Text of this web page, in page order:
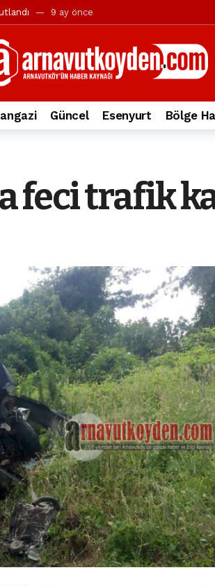
9 ay önce
Candaroğlu’na yönelik suçlamalar 10 ay
1 yıl önce
alev yandı. 2 yıl önce
gösterisi düzenledi 2 yıl önce
yolcu öldü 3 yıl önce
yıl önce
Güncel Esenyurt Bölge
trafik